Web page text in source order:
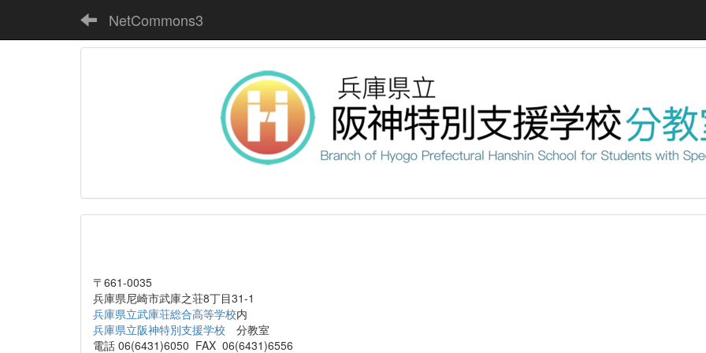
NetCommons3
〒661-0035
兵庫県尼崎市武庫之荘8丁目31-1
兵庫県立武庫荘総合高等学校内
兵庫県立阪神特別支援学校 分教室
電話 06(6431)6050 FAX 06(6431)6556